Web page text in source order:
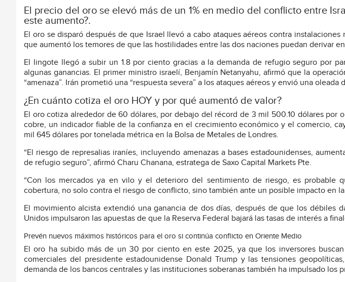
El precio del oro se elevó más de un 1% en medio del conflicto entre
este aumento?.
El oro se disparó después de que Israel llevó a cabo ataques aéreos contra
que aumentó los temores de que las hostilidades entre las dos naciones puedan derivar
El lingote llegó a subir un 1.8 por ciento gracias a la demanda de refugio seguro por
algunas ganancias. El primer ministro israelí, Benjamín Netanyahu, afirmó que la
“amenaza”. Irán prometió una “respuesta severa” a los ataques aéreos y envió una oleada
¿En cuánto cotiza el oro HOY y por qué aumentó de valor?
El oro cotiza alrededor de 60 dólares, por debajo del récord de 3 mil 500.10 dólares por
cobre, un indicador fiable de la confianza en el crecimiento económico y el comercio,
mil 645 dólares por tonelada métrica en la Bolsa de Metales de Londres.
“El riesgo de represalias iraníes, incluyendo amenazas a bases estadounidenses,
de refugio seguro”, afirmó Charu Chanana, estratega de Saxo Capital Markets Pte.
“Con los mercados ya en vilo y el deterioro del sentimiento de riesgo, es probable
cobertura, no solo contra el riesgo de conflicto, sino también ante un posible impacto en
El movimiento alcista extendió una ganancia de dos días, después de que los débiles
Unidos impulsaron las apuestas de que la Reserva Federal bajará las tasas de interés a
Prevén nuevos máximos históricos para el oro si continúa conflicto en Oriente Medio
El oro ha subido más de un 30 por ciento en este 2025, ya que los inversores
comerciales del presidente estadounidense Donald Trump y las tensiones
demanda de los bancos centrales y las instituciones soberanas también ha impulsado los